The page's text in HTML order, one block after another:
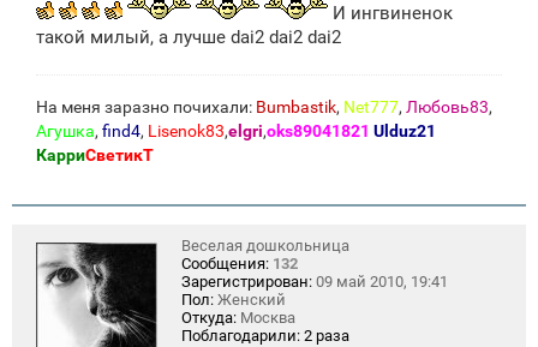
е
и
И ингвиненок
такой милый, а лучше dai2 dai2 dai2
На меня заразно почихали: Bumbastik, Net777, Любовь83,
Агушка, find4, Lisenok83,elgri,oks89041821 Ulduz21
КарриСветикТ
Веселая дошкольница
Сообщения: 132
Зарегистрирован: 09 май 2010, 19:41
Пол: Женский
Откуда: Москва
Поблагодарили: 2 раза